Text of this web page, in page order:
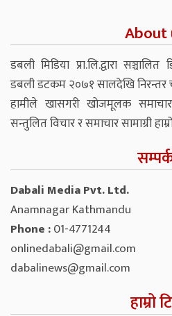
About
डबली मिडिया प्रा.लि.द्वारा
डबली डटकम २०७१ सालदेखि निरन्तर
हामीले खासगरी खोजमूलक
सन्तुलित विचार र समाचार सामाग्री
Dabali Media Pvt. Ltd.
Anamnagar Kathmandu
Phone :01-4771244
onlinedabali@gmail.com
dabalinews@gmail.com
हाम्रो